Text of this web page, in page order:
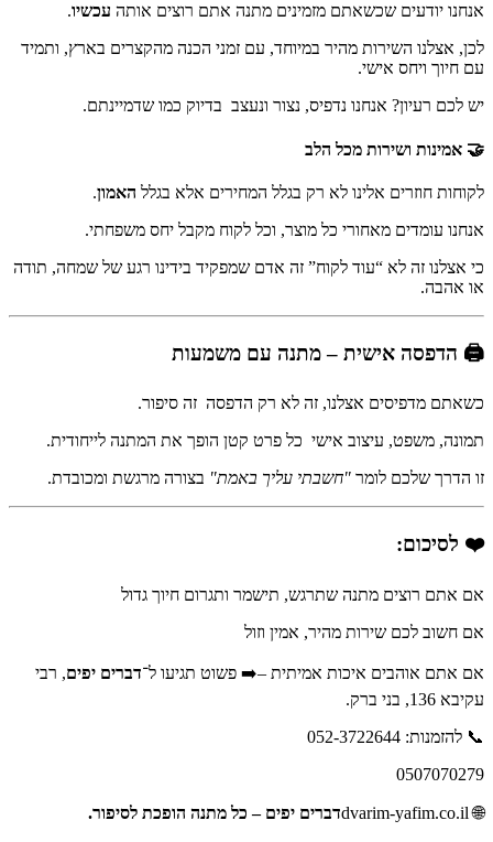
אנחנו יודעים שכשאתם מזמינים מתנה אתם רוצים אותה עכשיו.
לכן, אצלנו השירות מהיר במיוחד, עם זמני הכנה מהקצרים בארץ, ותמיד
עם חיוך ויחס אישי.
יש לכם רעיון? אנחנו נדפיס, נצור ונעצב בדיוק כמו שדמיינתם.
🤝 אמינות ושירות מכל הלב
לקוחות חוזרים אלינו לא רק בגלל המחירים אלא בגלל האמון.
אנחנו עומדים מאחורי כל מוצר, וכל לקוח מקבל יחס משפחתי.
כי אצלנו זה לא “עוד לקוח” זה אדם שמפקיד בידינו רגע של שמחה, תודה
או אהבה.
🖨️ הדפסה אישית – מתנה עם משמעות
כשאתם מדפיסים אצלנו, זה לא רק הדפסה זה סיפור.
תמונה, משפט, עיצוב אישי כל פרט קטן הופך את המתנה לייחודית.
זו הדרך שלכם לומר "חשבתי עליך באמת" בצורה מרגשת ומכובדת.
❤️ לסיכום:
אם אתם רוצים מתנה שתרגש, תישמר ותגרום חיוך גדול
אם חשוב לכם שירות מהיר, אמין וזול
אם אתם אוהבים איכות אמיתית –➡️ פשוט תגיעו ל־דברים יפים, רבי
עקיבא 136, בני ברק.
📞 להזמנות: 052-3722644
0507070279
🌐
dvarim-yafim.co.ilדברים יפים – כל מתנה הופכת לסיפור.